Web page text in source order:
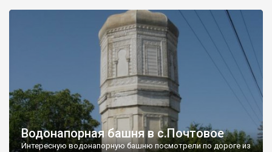
Водонапорная башня в с.Почтовое
Интересную водонапорную башню посмотрели по дороге из